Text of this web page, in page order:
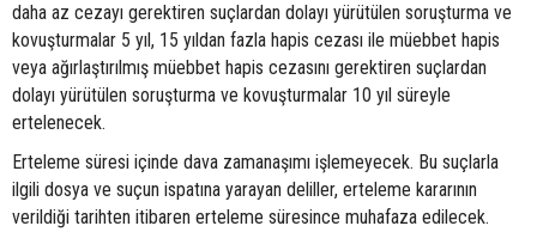
daha az cezayı gerektiren suçlardan dolayı yürütülen soruşturma ve
kovuşturmalar 5 yıl, 15 yıldan fazla hapis cezası ile müebbet hapis
veya ağırlaştırılmış müebbet hapis cezasını gerektiren suçlardan
dolayı yürütülen soruşturma ve kovuşturmalar 10 yıl süreyle
ertelenecek.
Erteleme süresi içinde dava zamanaşımı işlemeyecek. Bu suçlarla
ilgili dosya ve suçun ispatına yarayan deliller, erteleme kararının
verildiği tarihten itibaren erteleme süresince muhafaza edilecek.